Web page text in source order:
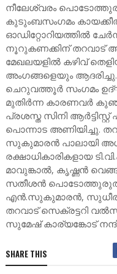
നീലേശ്വരം
കുടുംബസംഗമം
ഓഡിറ്റോറിയത്തിൽ
നൂറുകണക്കിന് തറവാട്
മേഖലയളിൽ കഴിവ്
അംഗങ്ങളെയും ആദരിച്ചു.
ചെറുവത്തൂർ സംഗമം
മുതിർന്ന കാരണവർ
പ്രശസ്ത സിനി
പൊന്നാട അണിയിച്ചു.
സുകുമാരൻ പാലായി
രക്ഷാധികാരികളായ
മാവുങ്കാൽ, കൃഷ്ണൻ
സതീശൻ
എൻ.സുകുമാരൻ, സുധീരൻ
തറവാട് സെക്രട്ടറി
സുമേഷ് കാര്യങ്കോട്
SHARE THIS